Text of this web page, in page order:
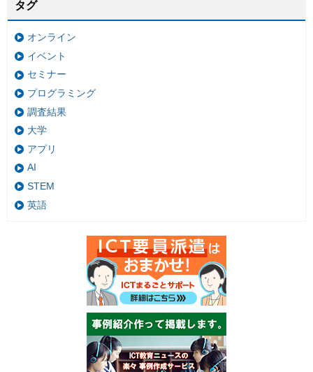
タグ
オンライン
イベント
セミナー
プログラミング
調査結果
大学
アプリ
AI
STEM
英語